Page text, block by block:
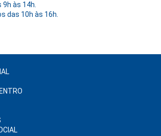
às 14h.
das 10h às 16h.